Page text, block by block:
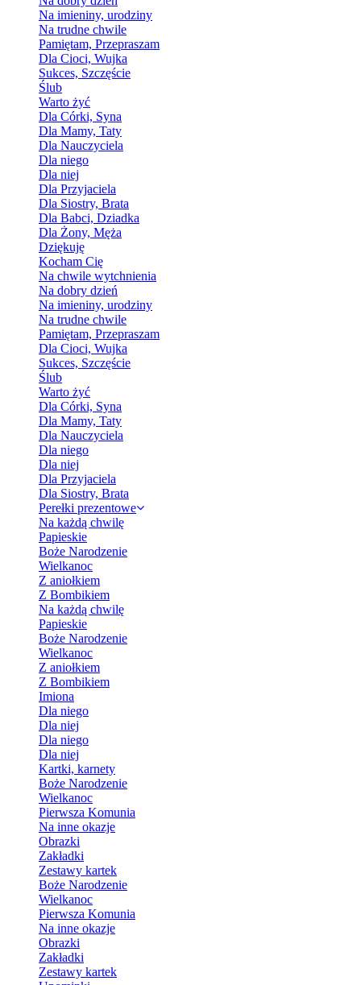
Na imieniny, urodziny
Na trudne chwile
Pamiętam, Przepraszam
Dla Cioci, Wujka
Sukces, Szczęście
Ślub
Warto żyć
Dla Córki, Syna
Dla Mamy, Taty
Dla Nauczyciela
Dla niego
Dla niej
Dla Przyjaciela
Dla Siostry, Brata
Dla Babci, Dziadka
Dla Żony, Męża
Dziękuję
Kocham Cię
Na chwile wytchnienia
Na dobry dzień
Na imieniny, urodziny
Na trudne chwile
Pamiętam, Przepraszam
Dla Cioci, Wujka
Sukces, Szczęście
Ślub
Warto żyć
Dla Córki, Syna
Dla Mamy, Taty
Dla Nauczyciela
Dla niego
Dla niej
Dla Przyjaciela
Dla Siostry, Brata
Perełki prezentowe
Na każdą chwilę
Papieskie
Boże Narodzenie
Wielkanoc
Z aniołkiem
Z Bombikiem
Na każdą chwilę
Papieskie
Boże Narodzenie
Wielkanoc
Z aniołkiem
Z Bombikiem
Imiona
Dla niego
Dla niej
Dla niego
Dla niej
Kartki, karnety
Boże Narodzenie
Wielkanoc
Pierwsza Komunia
Na inne okazje
Obrazki
Zakładki
Zestawy kartek
Boże Narodzenie
Wielkanoc
Pierwsza Komunia
Na inne okazje
Obrazki
Zakładki
Zestawy kartek